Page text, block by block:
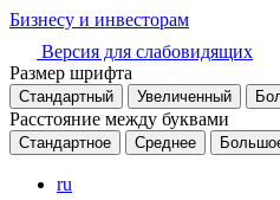
Бизнесу и инвесторам
Версия для слабовидящих
Размер шрифта
Стандартный Увеличенный
Расстояние между буквами
Стандартное Среднее
ru